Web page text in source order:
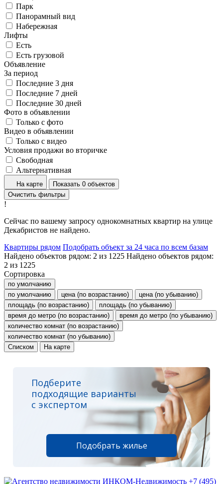
Парк
Панорамный вид
Набережная
Лифты
Есть
Есть грузовой
Объявление
За период
Последние 3 дня
Последние 7 дней
Последние 30 дней
Фото в объявлении
Только с фото
Видео в объявлении
Только с видео
Условия продажи во вторичке
Свободная
Альтернативная
На карте
Показать 0 объектов
Очистить фильтры
!
Сейчас по вашему запросу однокомнатных квартир на улице
Декабристов не найдено.
Квартиры рядом Подобрать объект за 24 часа по всем базам
Найдено объектов рядом: 2 из 1225 Найдено объектов рядом:
2 из 1225
Сортировка
по умолчанию
по умолчанию
цена (по возрастанию)
цена (по убыванию)
площадь (по возрастанию)
площадь (по убыванию)
время до метро (по возрастанию)
время до метро (по убыванию)
количество комнат (по возрастанию)
количество комнат (по убыванию)
Списком
На карте
Подберите
подходящие варианты
с экспертом
Подобрать жилье
+7 (495)